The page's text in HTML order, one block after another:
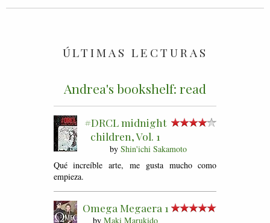
ÚLTIMAS LECTURAS
Andrea's bookshelf: read
#DRCL midnight
children, Vol. 1
by Shin'ichi Sakamoto
Qué increíble arte, me gusta mucho como
empieza.
Omega Megaera 1
by Maki Marukido